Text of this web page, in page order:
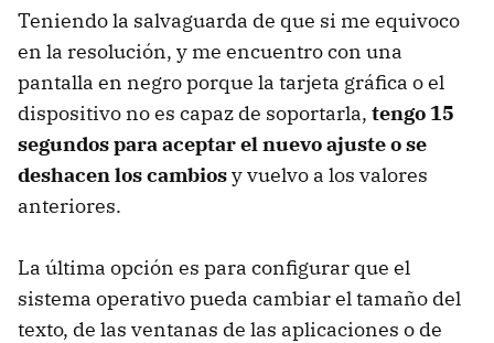
Teniendo la salvaguarda de que si me equivoco
en la resolución, y me encuentro con una
pantalla en negro porque la tarjeta gráfica o el
dispositivo no es capaz de soportarla, tengo 15
segundos para aceptar el nuevo ajuste o se
deshacen los cambiosy vuelvo a los valores
anteriores.
La última opción es para configurar que el
sistema operativo pueda cambiar el tamaño del
texto, de las ventanas de las aplicaciones o de